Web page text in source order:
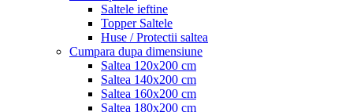
Saltele ieftine
Topper Saltele
Huse / Protectii saltea
Cumpara dupa dimensiune
Saltea 120x200 cm
Saltea 140x200 cm
Saltea 160x200 cm
Saltea 180x200 cm